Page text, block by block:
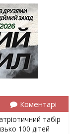
Коментарі
табір
100 дітей